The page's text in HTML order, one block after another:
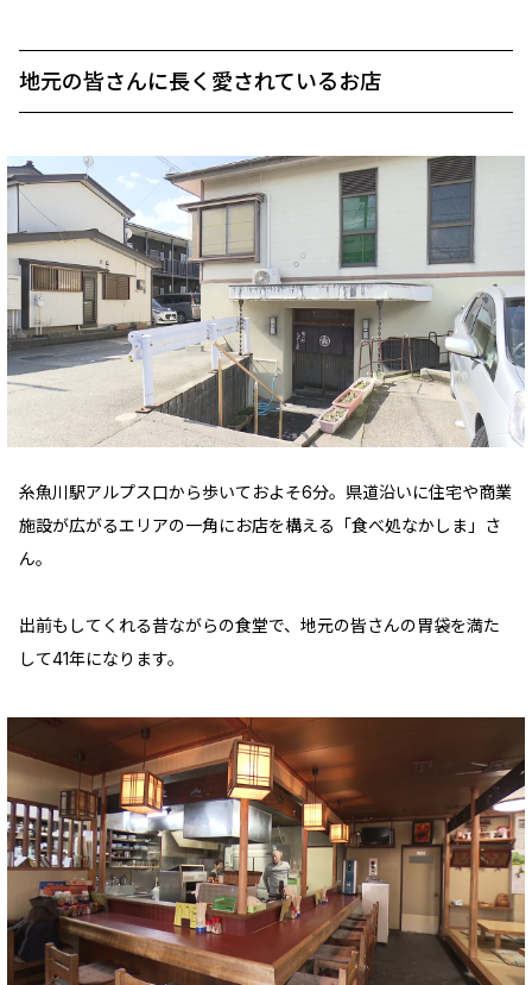
地元の皆さんに長く愛されているお店
糸魚川駅アルプス口から歩いておよそ6分。県道沿いに住宅や商業
施設が広がるエリアの一角にお店を構える「食べ処なかしま」さ
ん。
出前もしてくれる昔ながらの食堂で、地元の皆さんの胃袋を満た
して41年になります。